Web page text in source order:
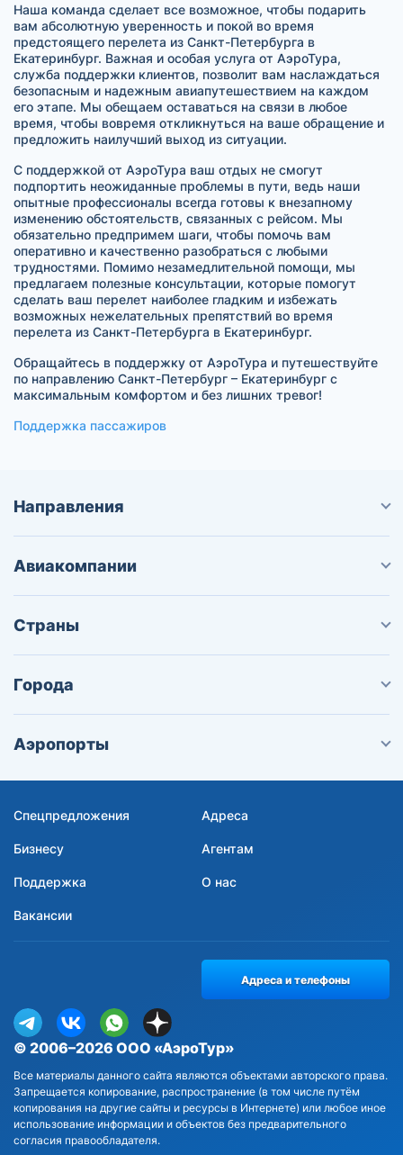
Наша команда сделает все возможное, чтобы подарить
вам абсолютную уверенность и покой во время
предстоящего перелета из Санкт-Петербурга в
Екатеринбург. Важная и особая услуга от АэроТура,
служба поддержки клиентов, позволит вам наслаждаться
безопасным и надежным авиапутешествием на каждом
его этапе. Мы обещаем оставаться на связи в любое
время, чтобы вовремя откликнуться на ваше обращение и
предложить наилучший выход из ситуации.
С поддержкой от АэроТура ваш отдых не смогут
подпортить неожиданные проблемы в пути, ведь наши
опытные профессионалы всегда готовы к внезапному
изменению обстоятельств, связанных с рейсом. Мы
обязательно предпримем шаги, чтобы помочь вам
оперативно и качественно разобраться с любыми
трудностями. Помимо незамедлительной помощи, мы
предлагаем полезные консультации, которые помогут
сделать ваш перелет наиболее гладким и избежать
возможных нежелательных препятствий во время
перелета из Санкт-Петербурга в Екатеринбург.
Обращайтесь в поддержку от АэроТура и путешествуйте
по направлению Санкт-Петербург – Екатеринбург с
максимальным комфортом и без лишних тревог!
Поддержка пассажиров
Направления
Авиакомпании
Страны
Города
Аэропорты
Спецпредложения Адреса
Бизнесу Агентам
Поддержка О нас
Вакансии
© 2006–2026 ООО «АэроТур»
Все материалы данного сайта являются объектами авторского права.
Запрещается копирование, распространение (в том числе путём
копирования на другие сайты и ресурсы в Интернете) или любое иное
использование информации и объектов без предварительного
согласия правообладателя.
Адреса и телефоны